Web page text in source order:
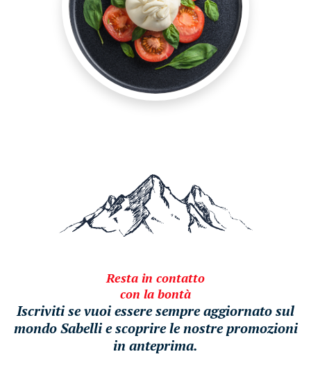
Resta in contatto
con la bontà
Iscriviti se vuoi essere sempre aggiornato sul
mondo Sabelli e scoprire le nostre promozioni
in anteprima.